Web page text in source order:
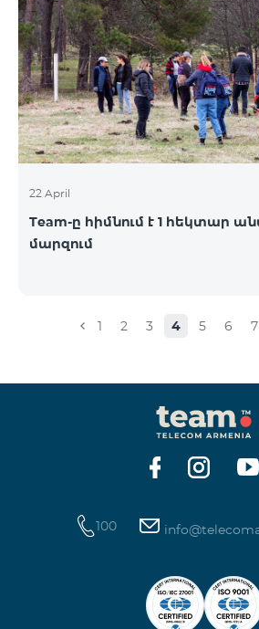
22 April
Team-ը հիմնում է 1 հեկտար
մարզում
1 2 3 4 5 6 7
100